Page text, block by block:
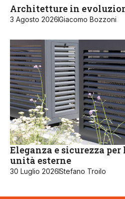
Architetture in
3 Agosto 2026Giacomo Bozzoni
Eleganza e sicurezza
unità esterne
30 Luglio 2026Stefano Troilo